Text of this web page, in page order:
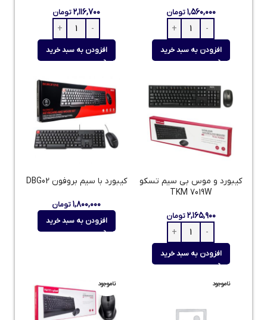
۱,۵۶۰,۰۰۰ تومان
افزودن به سبد خرید
۲,۱۱۶,۷۰۰تومان
افزودن به سبد خرید
کیبورد و موس بی سیم تسکو
TKM 7019W
۲,۱۶۵,۹۰۰ تومان
افزودن به سبد خرید
کیبورد با سیم بروفون DBG02
۱,۸۰۰,۰۰۰تومان
افزودن به سبد خرید
ناموجود ناموجود